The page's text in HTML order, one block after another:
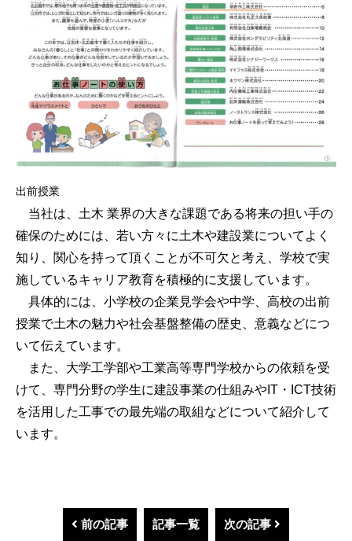
出前授業
当社は、土木 業界の大きな課題である将来の担い手の
確保のためには、若い方々に土木や建設業についてよく
知り、関心を持って頂くことが不可欠と考え、学校で実
施しているキャリア教育を積極的に支援しています。
具体的には、小学校の企業見学会や中学、高校の出前
授業で土木の魅力や社会基盤整備の歴史、意義などにつ
いて伝えています。
また、大学工学部や工業高等専門学校からの依頼を受
けて、専門分野の学生に建設事業の仕組みやIT・ICT技術
を活用した工事での最先端の取組などについて紹介して
います。
前の記事 記事一覧 次の記事